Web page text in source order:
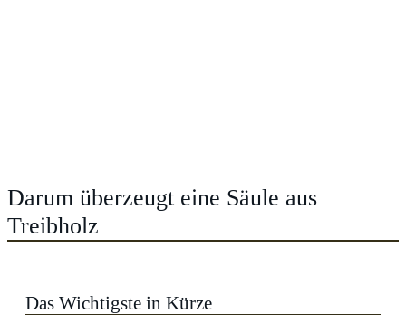
Darum überzeugt eine Säule aus
Treibholz
Das Wichtigste in Kürze